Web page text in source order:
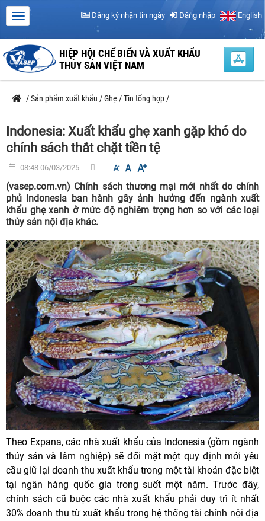
Đăng ký nhận tin ngày Đăng nhập English
HIỆP HỘI CHẾ BIẾN VÀ XUẤT KHẨU
THỦY SẢN VIỆT NAM
/Sản phẩm xuất khẩu /Ghẹ /Tin tổng hợp /
Indonesia: Xuất khẩu ghẹ xanh gặp khó do
chính sách thắt chặt tiền tệ
08:48 06/03/2025
(vasep.com.vn) Chính sách thương mại mới nhất do chính
phủ Indonesia ban hành gây ảnh hưởng đến ngành xuất
khẩu ghẹ xanh ở mức độ nghiêm trọng hơn so với các loại
thủy sản nội địa khác.
Theo Expana, các nhà xuất khẩu của Indonesia (gồm ngành
thủy sản và lâm nghiệp) sẽ đối mặt một quy định mới yêu
cầu giữ lại doanh thu xuất khẩu trong một tài khoản đặc biệt
tại ngân hàng quốc gia trong suốt một năm. Trước đây,
chính sách cũ buộc các nhà xuất khẩu phải duy trì ít nhất
30% doanh thu từ xuất khẩu trong hệ thống tài chính nội địa